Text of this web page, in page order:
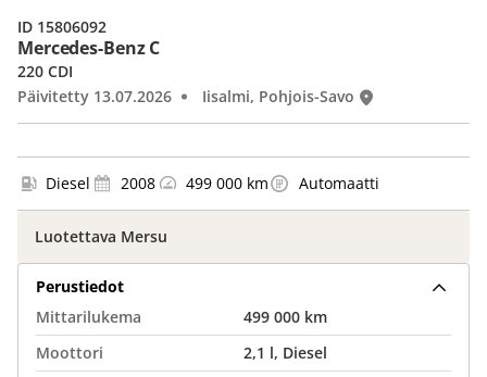
Mercedes-Benz C
220 CDI
Päivitetty 13.07.2026
Iisalmi, Pohjois-Savo
ID 15806092
Diesel 2008 499 000 km Automaatti
Luotettava Mersu
Perustiedot
Mittarilukema
499 000 km
Moottori
2,1 l, Diesel